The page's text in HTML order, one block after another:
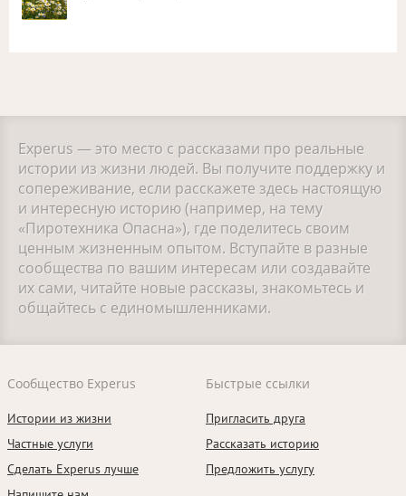
Experus — это место с рассказами про реальные
истории из жизни людей. Вы получите поддержку и
сопереживание, если расскажете здесь настоящую
и интересную историю (например, на тему
«Пиротехника Опасна»), где поделитесь своим
ценным жизненным опытом. Вступайте в разные
сообщества по вашим интересам или создавайте
их сами, читайте новые рассказы, знакомьтесь и
общайтесь с единомышленниками.
Сообщество Experus
Истории из жизни
Частные услуги
Сделать Experus лучше
Быстрые ссылки
Пригласить друга
Рассказать историю
Предложить услугу